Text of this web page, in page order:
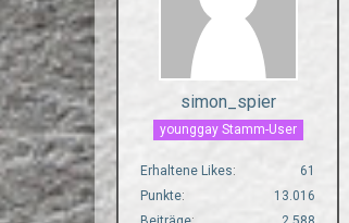
simon_spier
younggay Stamm-User
Erhaltene Likes
61
Punkte
13.016